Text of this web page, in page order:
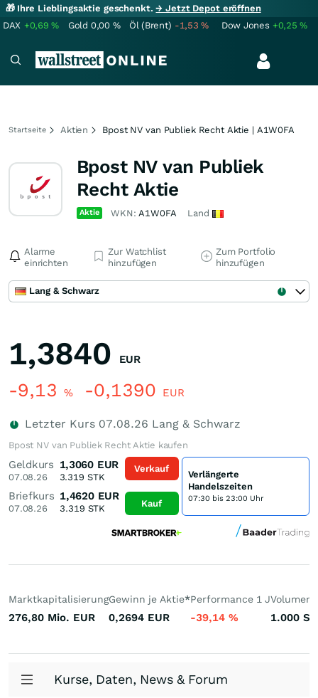
🎁 Ihre Lieblingsaktie geschenkt.→ Jetzt Depot eröffnen
DAX +0,69% Gold 0,00 % Öl (Brent) -1,53% Dow Jones +0,25%
Startseite Aktien Bpost NV van Publiek Recht Aktie | A1W0FA
Bpost NV van Publiek
Recht Aktie
Aktie WKN:A1W0FA Land
Alarme
einrichten
Zur Watchlist
hinzufügen
Zum Portfolio
hinzufügen
Lang & Schwarz
1,3840 EUR
-9,13 % -0,1390 EUR
Letzter Kurs 07.08.26 Lang & Schwarz
Bpost NV van Publiek Recht Aktie kaufen
Geldkurs
07.08.26
1,3060 EUR
3.319 STK
Briefkurs
07.08.26
1,4620 EUR
3.319 STK
Verkauf
Kauf
Verlängerte
Handelszeiten
07:30 bis 23:00 Uhr
Marktkapitalisierung
276,80 Mio. EUR
Gewinn je Aktie*
0,2694 EUR
Performance 1 J
-39,14 %
Volumen
1.000 St.
Kurse, Daten, News & Forum